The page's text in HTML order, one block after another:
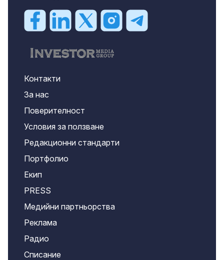
Контакти
За нас
Поверителност
Условия за ползване
Редакционни стандарти
Портфолио
Екип
PRESS
Медийни партньорства
Реклама
Радио
Списание